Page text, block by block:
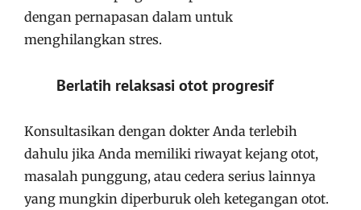
dengan pernapasan dalam untuk
menghilangkan stres.
Berlatih relaksasi otot progresif
Konsultasikan dengan dokter Anda terlebih
dahulu jika Anda memiliki riwayat kejang otot,
masalah punggung, atau cedera serius lainnya
yang mungkin diperburuk oleh ketegangan otot.